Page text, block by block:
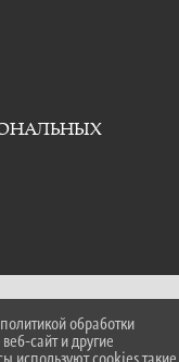
обработки
сайт и другие